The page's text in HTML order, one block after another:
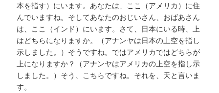
本を指す）にいます。あなたは、ここ（アメリカ）に住
んでいますね。そしてあなたのおじいさん、おばあさん
は、ここ（インド）にいます。さて、日本にいる時、上
はどちらになりますか。（アナンヤは日本の上空を指し
示しました。）そうですね。ではアメリカではどちらが
上になりますか？（アナンヤはアメリカの上空を指し示
しました。）そう、こちらですね。それを、天と言いま
す。